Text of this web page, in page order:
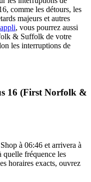
comme les détours, les
majeurs et autres
, vous pourrez aussi
& Suffolk de votre
les interruptions de
16 (First Norfolk &
à 06:46 et arrivera à
fréquence les
horaires exacts, ouvrez